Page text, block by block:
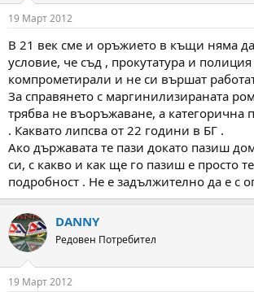
n
s
19 Март 2012
В 21 век сме и оръжието в къщи няма
условие, че съд , прокутатура и полиция
компрометирали и не си вършат
За справянето с маргинилизираната
трябва не въоръжаване, а категорична
. Каквато липсва от 22 години в БГ .
Ако държавата те пази докато пазиш
си, с какво и как ще го пазиш е просто
подробност . Не е задължително да е с
DANNY
Редовен Потребител
19 Март 2012